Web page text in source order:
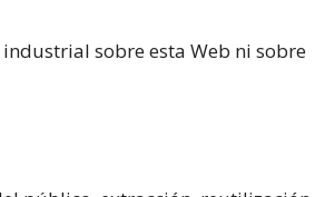
sobre esta Web ni sobre